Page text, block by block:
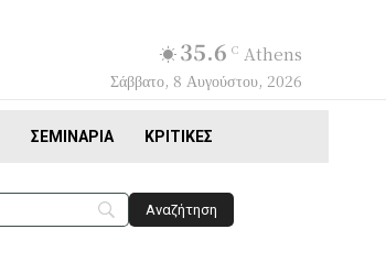
35.6 C Athens
Σάββατο, 8 Αυγούστου, 2026
ΣΕΜΙΝΆΡΙΑ ΚΡΙΤΙΚΈΣ